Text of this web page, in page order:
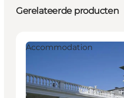
Gerelateerde producten
Accommodation